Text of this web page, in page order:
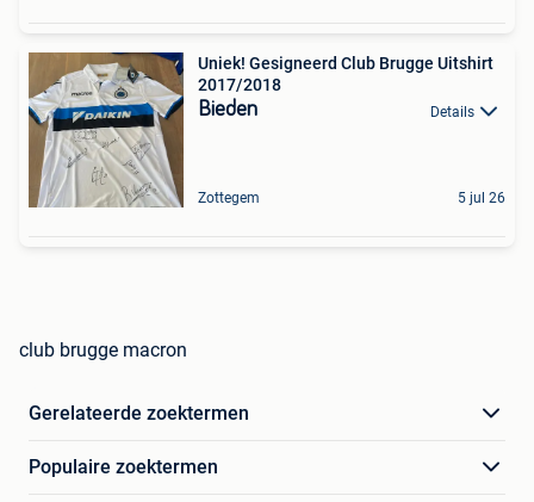
Uniek! Gesigneerd Club Brugge Uitshirt
2017/2018
Bieden Details
Zottegem 5 jul 26
club brugge macron
Gerelateerde zoektermen
Populaire zoektermen